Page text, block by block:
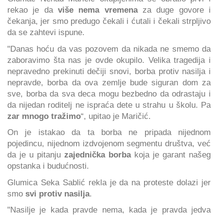
rekao je da više nema vremenaza duge govore i
čekanja, jer smo predugo čekali i ćutali i čekali strpljivo
da se zahtevi ispune.
"Danas hoću da vas pozovem da nikada ne smemo da
zaboravimo šta nas je ovde okupilo. Velika tragedija i
nepravedno prekinuti dečiji snovi, borba protiv nasilja i
nepravde, borba da ova zemlje bude siguran dom za
sve, borba da sva deca mogu bezbedno da odrastaju i
da nijedan roditelj ne ispraća dete u strahu u školu. Pa
zar mnogo tražimo“, upitao je Maričić.
On je istakao da ta borba ne pripada nijednom
pojedincu, nijednom izdvojenom segmentu društva, već
da je u pitanju zajednička borbakoja je garant našeg
opstanka i budućnosti.
Glumica Seka Sablić rekla je da na proteste dolazi jer
smo svi protiv nasilja.
"Nasilje je kada pravde nema, kada je pravda jedva